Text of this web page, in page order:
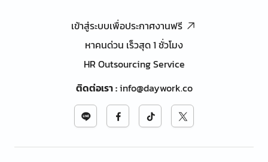
เข้าสู่ระบบเพื่อประกาศงานฟรี
หาคนด่วน เร็วสุด 1 ชั่วโมง
HR Outsourcing Service
ติดต่อเรา:info@daywork.co